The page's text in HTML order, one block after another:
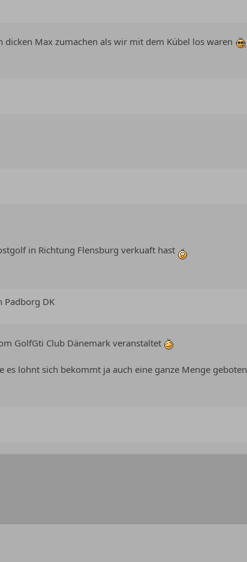
dicken Max zumachen als wir mit dem Kübel los waren
in Richtung Flensburg verkuaft hast
Padborg DK
GolfGti Club Dänemark veranstaltet
lohnt sich bekommt ja auch eine ganze Menge geboten